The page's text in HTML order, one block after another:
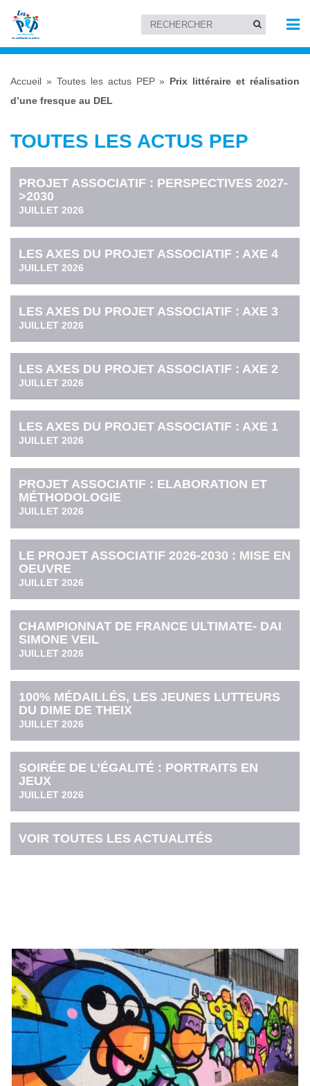
Accueil » Toutes les actus PEP» Prix littéraire et réalisation
d’une fresque au DEL
TOUTES LES ACTUS PEP
PROJET ASSOCIATIF : PERSPECTIVES 2027-
>2030
JUILLET 2026
LES AXES DU PROJET ASSOCIATIF : AXE 4
JUILLET 2026
LES AXES DU PROJET ASSOCIATIF : AXE 3
JUILLET 2026
LES AXES DU PROJET ASSOCIATIF : AXE 2
JUILLET 2026
LES AXES DU PROJET ASSOCIATIF : AXE 1
JUILLET 2026
PROJET ASSOCIATIF : ELABORATION ET
MÉTHODOLOGIE
JUILLET 2026
LE PROJET ASSOCIATIF 2026-2030 : MISE EN
OEUVRE
JUILLET 2026
CHAMPIONNAT DE FRANCE ULTIMATE- DAI
SIMONE VEIL
JUILLET 2026
100% MÉDAILLÉS, LES JEUNES LUTTEURS
DU DIME DE THEIX
JUILLET 2026
SOIRÉE DE L’ÉGALITÉ : PORTRAITS EN
JEUX
JUILLET 2026
VOIR TOUTES LES ACTUALITÉS